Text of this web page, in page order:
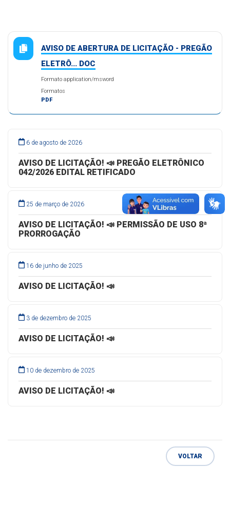
AVISO DE ABERTURA DE LICITAÇÃO - PREGÃO
ELETRÔ... DOC
Formato application/msword
Formatos
PDF
6 de agosto de 2026
AVISO DE LICITAÇÃO! 📣 PREGÃO ELETRÔNICO
042/2026 EDITAL RETIFICADO
25 de março de 2026
AVISO DE LICITAÇÃO! 📣 PERMISSÃO DE USO 8ª
PRORROGAÇÃO
16 de junho de 2025
AVISO DE LICITAÇÃO! 📣
3 de dezembro de 2025
AVISO DE LICITAÇÃO! 📣
10 de dezembro de 2025
AVISO DE LICITAÇÃO! 📣
VOLTAR